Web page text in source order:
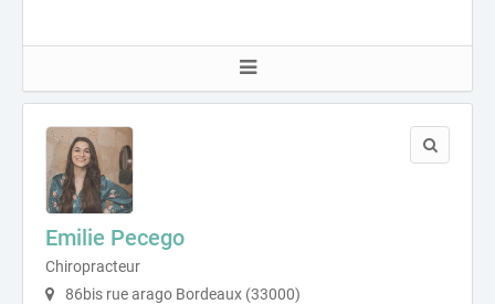
Emilie Pecego
Chiropracteur
86bis rue arago Bordeaux (33000)